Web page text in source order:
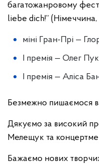
багатожанровому
liebe dich!”
міні Гран-Прі —
І премія — Олег
І премія — Аліса
Безмежно пишаємося
Дякуємо за високий
Мелещук та
Бажаємо нових